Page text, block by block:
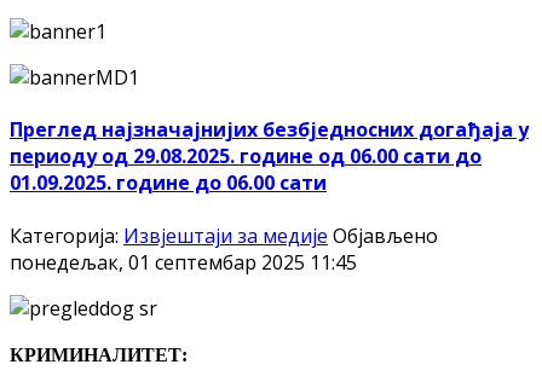
Преглед најзначајнијих безбједносних догађаја у
периоду од 29.08.2025. године од 06.00 сати до
01.09.2025. године до 06.00 сати
Категорија: Извјештаји за медије Објављено
понедељак, 01 септембар 2025 11:45
КРИМИНАЛИТЕТ: